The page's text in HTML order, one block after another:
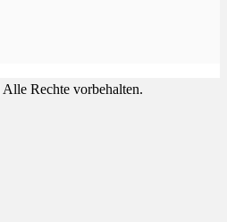
| Alle Rechte vorbehalten.